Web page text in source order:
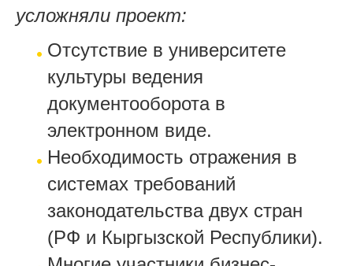
усложняли проект:
Отсутствие в университете
культуры ведения
документооборота в
электронном виде.
Необходимость отражения в
системах требований
законодательства двух стран
(РФ и Кыргызской Республики).